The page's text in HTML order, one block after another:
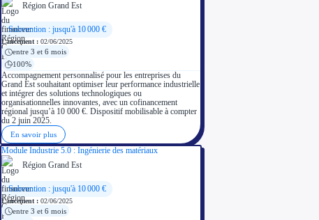
Région Grand Est
Subvention : jusqu'à 10 000 €
Lancement : 02/06/2025
entre 3 et 6 mois
100%
Accompagnement personnalisé pour les entreprises du
Grand Est souhaitant optimiser leur performance industrielle
et intégrer des solutions technologiques ou
organisationnelles innovantes, avec un cofinancement
régional jusqu’à 10 000 €. Dispositif mobilisable à compter
du 2 juin 2025.
En savoir plus
Module Industrie 5.0 : Ingénierie des matériaux
Région Grand Est
Subvention : jusqu'à 10 000 €
Lancement : 02/06/2025
entre 3 et 6 mois